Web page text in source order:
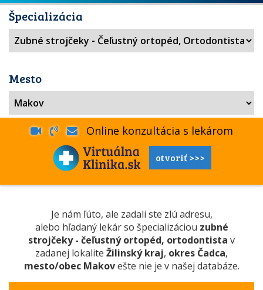
Špecializácia
Mesto
Online konzultácia s lekárom
otvoriť >>>
Je nám ľúto, ale zadali ste zlú adresu,
alebo hľadaný lekár so špecializáciou zubné
strojčeky - čeľustný ortopéd, ortodontista v
zadanej lokalite Žilinský kraj, okres Čadca,
mesto/obec Makovešte nie je v našej databáze.